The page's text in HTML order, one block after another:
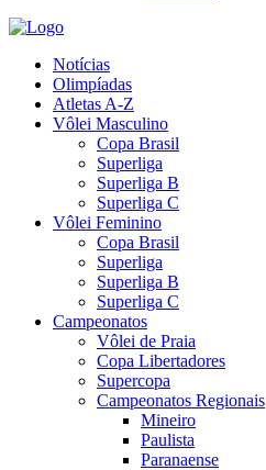
Notícias
Olimpíadas
Atletas A-Z
Vôlei Masculino
Copa Brasil
Superliga
Superliga B
Superliga C
Vôlei Feminino
Copa Brasil
Superliga
Superliga B
Superliga C
Campeonatos
Vôlei de Praia
Copa Libertadores
Supercopa
Campeonatos Regionais
Mineiro
Paulista
Paranaense